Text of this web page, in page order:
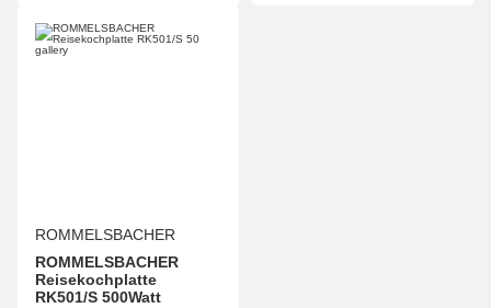
ROMMELSBACHER
ROMMELSBACHER
Reisekochplatte
RK501/S 500Watt